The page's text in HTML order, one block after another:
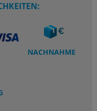
NACHNAHME